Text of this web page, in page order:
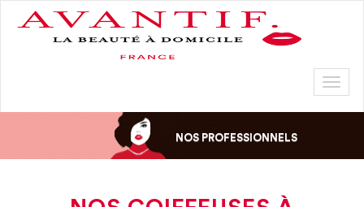
NOS PROFESSIONNELS